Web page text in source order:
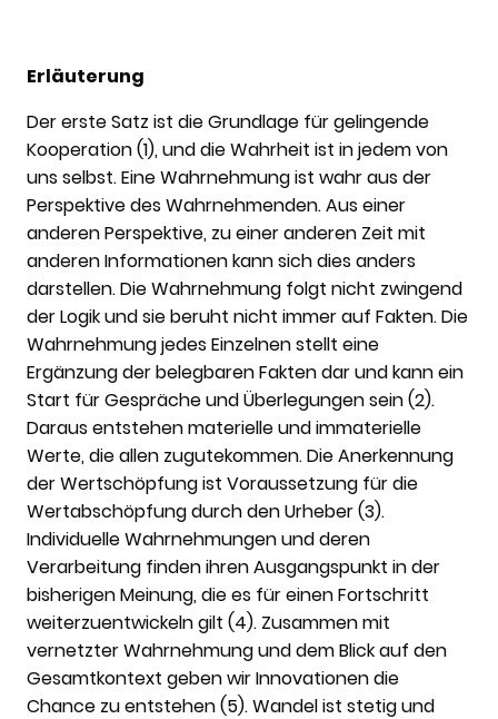
Erläuterung
Der erste Satz ist die Grundlage für gelingende
Kooperation (1), und die Wahrheit ist in jedem von
uns selbst. Eine Wahrnehmung ist wahr aus der
Perspektive des Wahrnehmenden. Aus einer
anderen Perspektive, zu einer anderen Zeit mit
anderen Informationen kann sich dies anders
darstellen. Die Wahrnehmung folgt nicht zwingend
der Logik und sie beruht nicht immer auf Fakten. Die
Wahrnehmung jedes Einzelnen stellt eine
Ergänzung der belegbaren Fakten dar und kann ein
Start für Gespräche und Überlegungen sein(2).
Daraus entstehen materielle und immaterielle
Werte, die allen zugutekommen. Die Anerkennung
der Wertschöpfung ist Voraussetzung für die
Wertabschöpfung durch den Urheber (3).
Individuelle Wahrnehmungen und deren
Verarbeitung finden ihren Ausgangspunkt in der
bisherigen Meinung, die es für einen Fortschritt
weiterzuentwickeln gilt (4). Zusammen mit
vernetzter Wahrnehmung und dem Blick auf den
Gesamtkontext geben wir Innovationen die
Chance zu entstehen (5). Wandel ist stetig und